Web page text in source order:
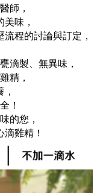
師，
味，
程的討論與訂定，
滴製、無異味，
精，
！
的您，
雞精！